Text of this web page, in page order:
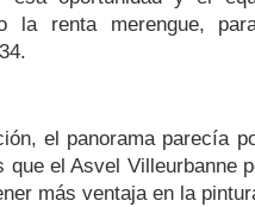
la renta merengue,
el panorama parecía
que el Asvel Villeurbanne
más ventaja en la